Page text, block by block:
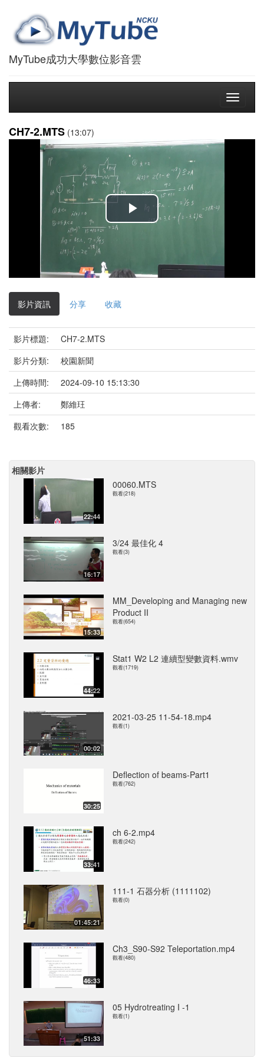
MyTube成功大學數位影音雲
Toggle
CH7-2.MTS (13:07)
播
影
影片資訊 分享 收藏
影片標題:
CH7-2.MTS
影片分類:
校園新聞
上傳時間:
2024-09-10 15:13:30
上傳者:
鄭維玨
觀看次數:
185
相關影片
22:44
00060.MTS
觀看(218)
16:17
3/24 最佳化 4
觀看(3)
15:33
MM_Developing and Managing new
Product II
觀看(654)
44:22
Stat1 W2 L2 連續型變數資料.wmv
觀看(1719)
00:02
2021-03-25 11-54-18.mp4
觀看(1)
30:25
Deflection of beams-Part1
觀看(762)
33:41
ch 6-2.mp4
觀看(242)
01:45:21
111-1 石器分析 (1111102)
觀看(0)
46:33
Ch3_S90-S92 Teleportation.mp4
觀看(480)
51:33
05 Hydrotreating I -1
觀看(1)